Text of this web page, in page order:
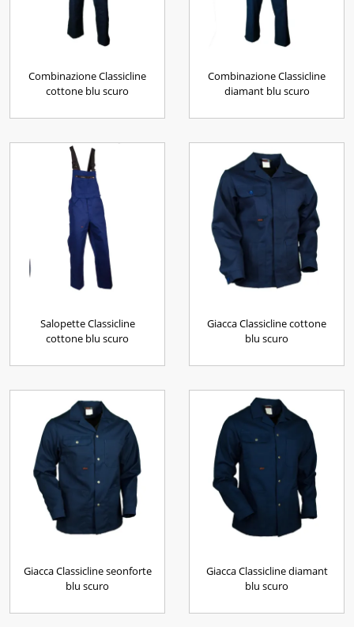
Combinazione Classicline
cottone blu scuro
Combinazione Classicline
diamant blu scuro
Salopette Classicline
cottone blu scuro
Giacca Classicline cottone
blu scuro
Giacca Classicline seonforte
blu scuro
Giacca Classicline diamant
blu scuro